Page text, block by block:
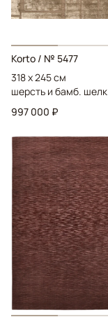
Korto / № 5477
318 x 245 см
шерсть и бамб. шелк
997 000 ₽